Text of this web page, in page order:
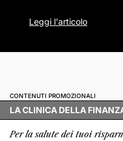
Leggi l'articolo
CONTENUTI PROMOZIONALI
LA CLINICA DELLA
Per la salute dei tuoi